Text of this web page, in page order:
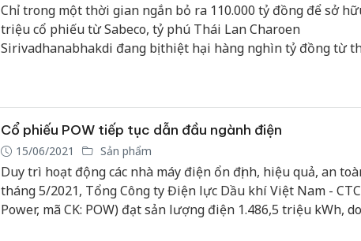
Chỉ trong một thời gian ngắn bỏ ra 110.000 tỷ đồng để sở
triệu cổ phiếu từ Sabeco, tỷ phú Thái Lan Charoen
Sirivadhanabhakdi đang bị thiệt hại hàng nghìn tỷ đồng từ
Cổ phiếu POW tiếp tục dẫn đầu ngành điện
15/06/2021 Sản phẩm
Duy trì hoạt động các nhà máy điện ổn định, hiệu quả, an
tháng 5/2021, Tổng Công ty Điện lực Dầu khí Việt Nam -
Power, mã CK: POW) đạt sản lượng điện 1.486,5 triệu kWh,